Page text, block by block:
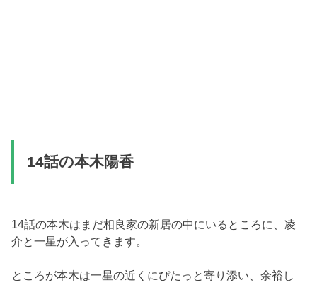
14話の本木陽香
14話の本木はまだ相良家の新居の中にいるところに、凌
介と一星が入ってきます。
ところが本木は一星の近くにぴたっと寄り添い、余裕し